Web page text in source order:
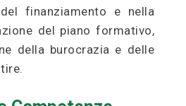
finanziamento e nella
del piano formativo,
della burocrazia e delle